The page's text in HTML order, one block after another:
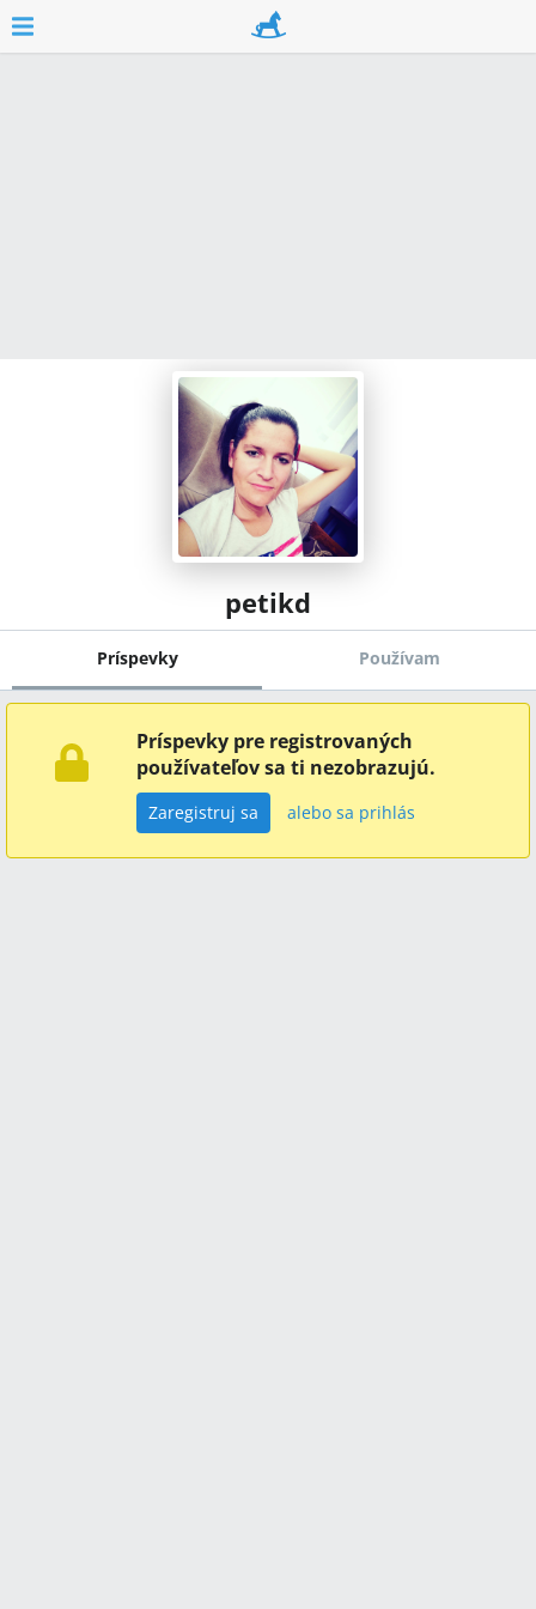
petikd
Príspevky Používam
Príspevky pre registrovaných
používateľov sa ti nezobrazujú.
Zaregistruj sa alebo sa prihlás